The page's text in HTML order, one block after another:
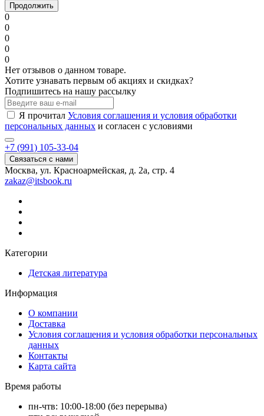
Продолжить
0
0
0
0
0
Нет отзывов о данном товаре.
Хотите узнавать первым об акциях и скидках?
Подпишитесь на нашу рассылку
Я прочитал Условия соглашения и условия обработки
персональных данных и согласен с условиями
+7 (991) 105-33-04
Связаться с нами
Москва, ул. Красноармейская, д. 2а, стр. 4
zakaz@itsbook.ru
Категории
Детская литература
Информация
О компании
Доставка
Условия соглашения и условия обработки персональных
данных
Контакты
Карта сайта
Время работы
пн-чтв: 10:00-18:00 (без перерыва)